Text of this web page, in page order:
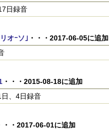
日録音
オｰソ｣ ・・・2017-06-05に追加
・・・2015-08-18に追加
、4日録音
・・2017-06-01に追加